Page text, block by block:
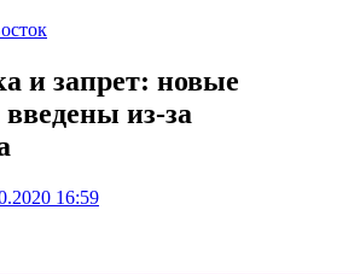
и запрет: новые
из-за
16:59